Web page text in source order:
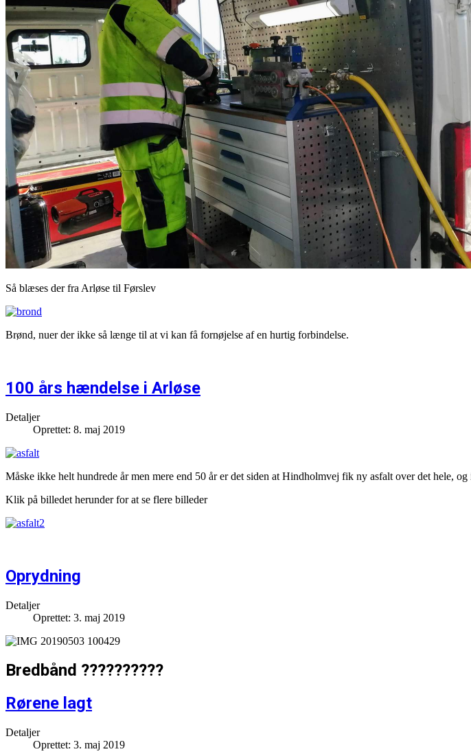
Så blæses der fra Arløse til Førslev
Brønd, nuer der ikke så længe til at vi kan få fornøjelse af en hurtig forbindelse.
100 års hændelse i Arløse
Detaljer
Oprettet: 8. maj 2019
Måske ikke helt hundrede år men mere end 50 år er det siden at Hindholmvej fik ny asfalt over det hele,
Klik på billedet herunder for at se flere billeder
Oprydning
Detaljer
Oprettet: 3. maj 2019
Bredbånd ??????????
Rørene lagt
Detaljer
Oprettet: 3. maj 2019